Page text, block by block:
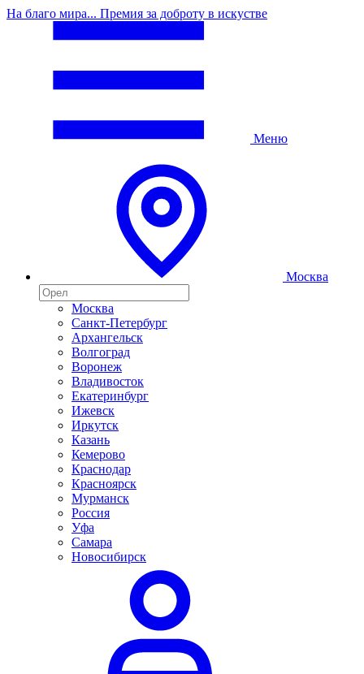
На благо мира... Премия за доброту в искустве
Меню
Москва
Москва
Санкт-Петербург
Архангельск
Волгоград
Воронеж
Владивосток
Екатеринбург
Ижевск
Иркутск
Казань
Кемерово
Краснодар
Красноярск
Мурманск
Россия
Уфа
Самара
Новосибирск